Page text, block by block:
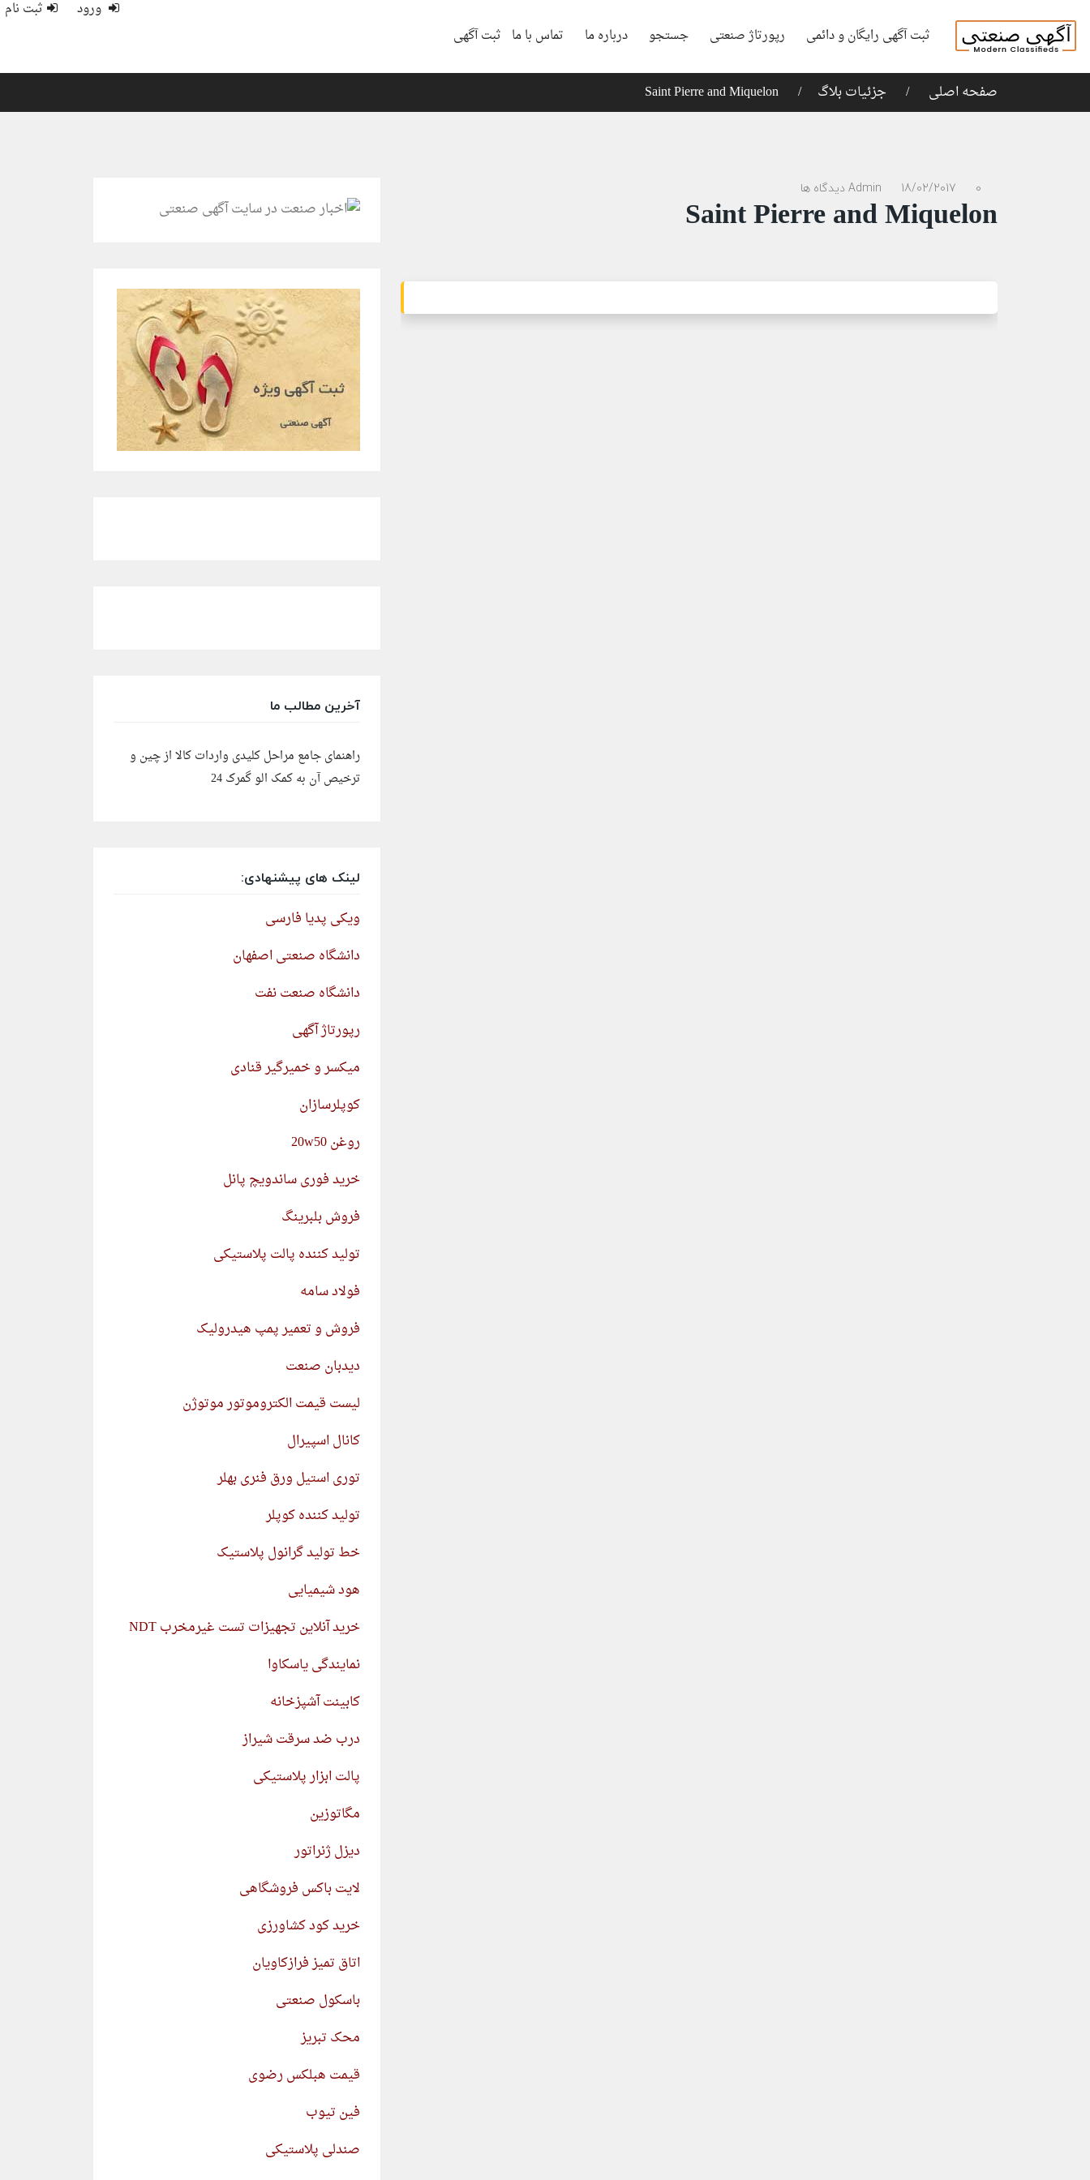
ثبت آگهی رایگان و دائمی رپورتاژ صنعتی جستجو درباره ما تماس با ما ثبت آگهی
ورود ثبت نام
صفحه اصلی جزئیات بلاگ Saint Pierre and Miquelon
Admin 18/02/2017 0 دیدگاه ها
Saint Pierre and Miquelon
آخرین مطالب ما
راهنمای جامع مراحل کلیدی واردات کالا از چین و
ترخیص آن به کمک الو گمرک 24
لینک های پیشنهادی:
ویکی پدیا فارسی
دانشگاه صنعتی اصفهان
دانشگاه صنعت نفت
رپورتاژ آگهی
میکسر و خمیرگیر قنادی
کوپلرسازان
روغن 20w50
خرید فوری ساندویچ پانل
فروش بلبرینگ
تولید کننده پالت پلاستیکی
فولاد سامه
فروش و تعمیر پمپ هیدرولیک
دیدبان صنعت
لیست قیمت الکتروموتور موتوژن
کانال اسپیرال
توری استیل ورق فنری بهلر
تولید کننده کوپلر
خط تولید گرانول پلاستیک
هود شیمیایی
خرید آنلاین تجهیزات تست غیرمخرب NDT
نمایندگی یاسکاوا
کابینت آشپزخانه
درب ضد سرقت شیراز
پالت ابزار پلاستیکی
مگاتوزین
دیزل ژنراتور
لایت باکس فروشگاهی
خرید کود کشاورزی
اتاق تمیز فرازکاویان
باسکول صنعتی
محک تبریز
قیمت هبلکس رضوی
فین تیوب
صندلی پلاستیکی